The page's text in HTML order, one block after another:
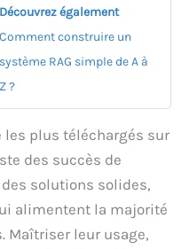
Découvrez également
Comment construire un
système RAG simple de A à
Z ?
les plus téléchargés sur
des succès de
solutions solides,
alimentent la majorité
Maîtriser leur usage,